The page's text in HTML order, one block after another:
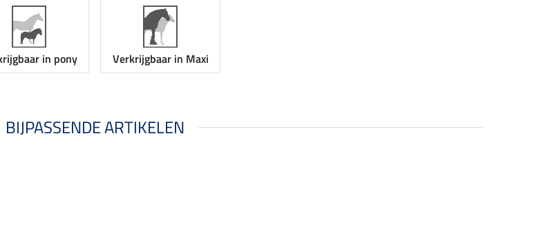
in pony Verkrijgbaar in Maxi
BIJPASSENDE ARTIKELEN